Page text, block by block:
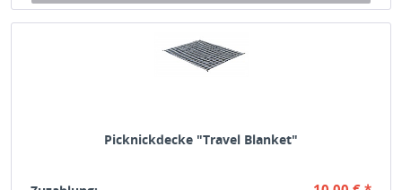
Picknickdecke "Travel Blanket"